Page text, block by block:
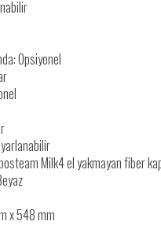
Opsiyonel
Milk4 el yakmayan fiber
x 548 mm